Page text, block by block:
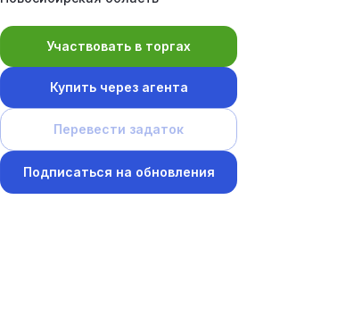
Участвовать в торгах
Купить через агента
Перевести задаток
Подписаться на обновления